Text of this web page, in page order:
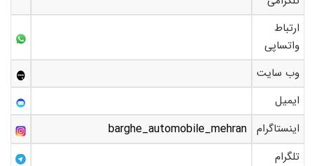
ارتباط
واتساپی
وب سایت
ایمیل
اینستاگرام barghe_automobile_mehran
تلگرام